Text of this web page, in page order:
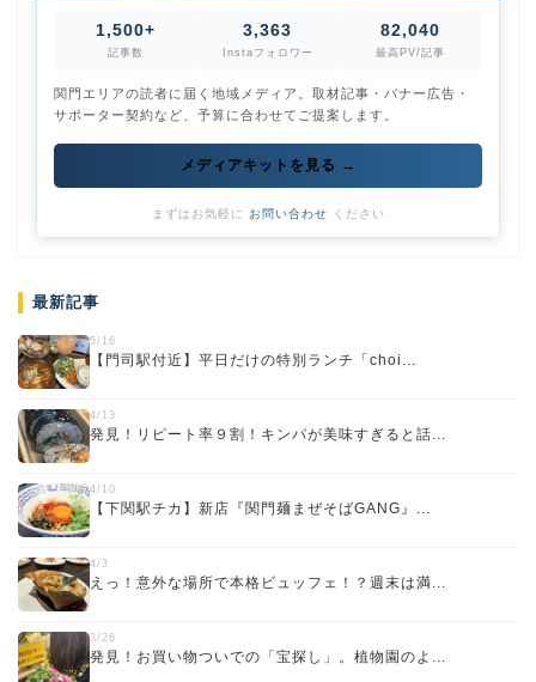
1,500+
記事数
3,363
Instaフォロワー
82,040
最高PV/記事
関門エリアの読者に届く地域メディア。取材記事・バナー広告・
サポーター契約など、予算に合わせてご提案します。
メディアキットを見る →
まずはお気軽に お問い合わせ ください
最新記事
5/16
【門司駅付近】平日だけの特別ランチ「choi...
4/13
発見！リピート率９割！キンパが美味すぎると話...
4/10
【下関駅チカ】新店『関門麺まぜそばGANG』...
4/3
えっ！意外な場所で本格ビュッフェ！？週末は満...
3/26
発見！お買い物ついでの「宝探し」。植物園のよ...